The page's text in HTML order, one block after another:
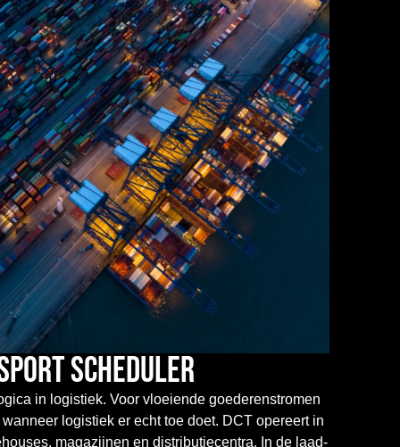
scheduler
in logistiek. Voor vloeiende goederenstromen
logistiek er echt toe doet. DCT opereert in
magazijnen en distributiecentra. In de laad-